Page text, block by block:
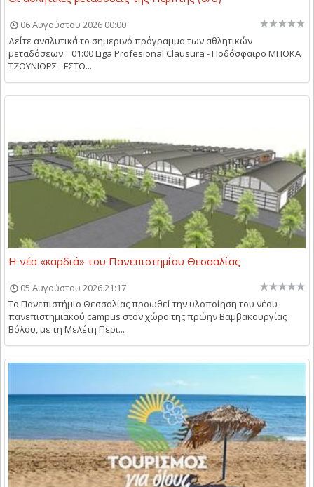
06 Αυγούστου 2026 00:00
Δείτε αναλυτικά το σημερινό πρόγραμμα των αθλητικών
μεταδόσεων: 01:00 Liga Profesional Clausura - Ποδόσφαιρο ΜΠΟΚΑ
ΤΖΟΥΝΙΟΡΣ - ΕΣΤΟ...
Η νέα «καρδιά» του Πανεπιστημίου Θεσσαλίας
05 Αυγούστου 2026 21:17
Το Πανεπιστήμιο Θεσσαλίας προωθεί την υλοποίηση του νέου
πανεπιστημιακού campus στον χώρο της πρώην Βαμβακουργίας
Βόλου, με τη Μελέτη Περι...